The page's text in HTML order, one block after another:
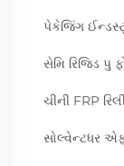
પેકેજિંગ
સેમિ રિજિડ પુ
ચીની FRP
સોલ્વેન્ટધર